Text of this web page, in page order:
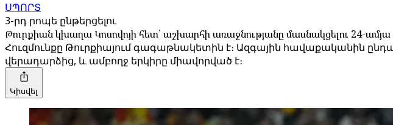
ՍՊՈՐՏ
3-րդ րոպե ընթերցելու
Թուրքիան կխաղա Կոսովոյի հետ՝ աշխարհի առաջնությանը մասնակցելու 24-ամյա
Հուզմունքը Թուրքիայում գագաթնակետին է։ Ազգային հավաքականին
վերադարձից, և ամբողջ երկիրը միավորված է։
Կիսվել